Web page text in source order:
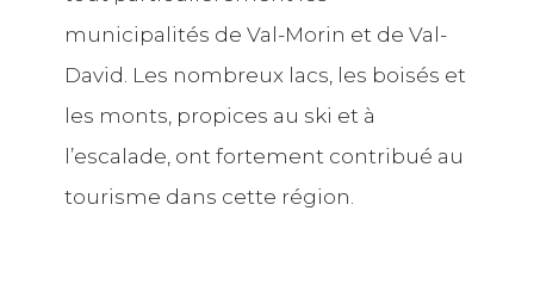
municipalités de Val-Morin et de Val-
David. Les nombreux lacs, les boisés et
les monts, propices au ski et à
l’escalade, ont fortement contribué au
tourisme dans cette région.